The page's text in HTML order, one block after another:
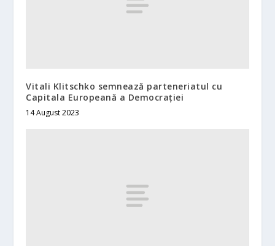
Vitali Klitschko semnează parteneriatul cu
Capitala Europeană a Democrației
14 August 2023